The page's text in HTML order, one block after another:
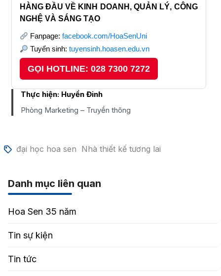
HÀNG ĐẦU VỀ KINH DOANH, QUẢN LÝ, CÔNG
NGHỆ VÀ SÁNG TẠO
Fanpage: facebook.com/HoaSenUni
Tuyển sinh: tuyensinh.hoasen.edu.vn
GỌI HOTLINE: 028 7300 7272
Thực hiện: Huyền Đinh
Phòng Marketing – Truyền thông
đại học hoa sen Nhà thiết kế tương lai
Danh mục liên quan
Hoa Sen 35 năm
Tin sự kiện
Tin tức